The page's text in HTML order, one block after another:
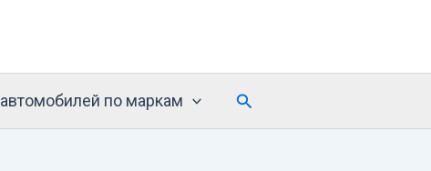
по маркам Поиск